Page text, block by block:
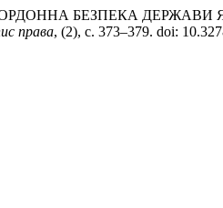
БЕЗПЕКА ДЕРЖАВИ
права, (2), с. 373–379. doi: